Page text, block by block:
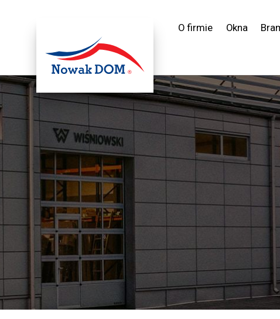
O firmie Okna